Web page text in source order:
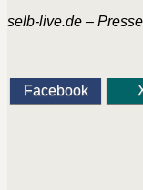
selb-live.de –
Facebook